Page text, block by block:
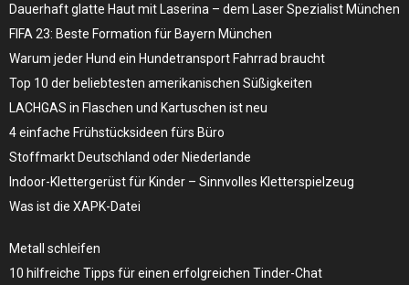
Dauerhaft glatte Haut mit Laserina – dem Laser Spezialist München
FIFA 23: Beste Formation für Bayern München
Warum jeder Hund ein Hundetransport Fahrrad braucht
Top 10 der beliebtesten amerikanischen Süßigkeiten
LACHGAS in Flaschen und Kartuschen ist neu
4 einfache Frühstücksideen fürs Büro
Stoffmarkt Deutschland oder Niederlande
Indoor-Klettergerüst für Kinder – Sinnvolles Kletterspielzeug
Was ist die XAPK-Datei
Metall schleifen
10 hilfreiche Tipps für einen erfolgreichen Tinder-Chat